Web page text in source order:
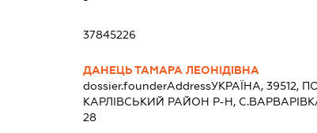
37845226
ДАНЕЦЬ ТАМАРА ЛЕОНІДІВНА
dossier.founderAddressУКРАЇНА, 39512,
КАРЛIВСЬКИЙ РАЙОН Р-Н,
28